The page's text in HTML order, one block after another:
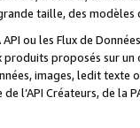
taille, des
API ou les Flux de
proposés sur un
images, ledit texte
l’API Créateurs, de la